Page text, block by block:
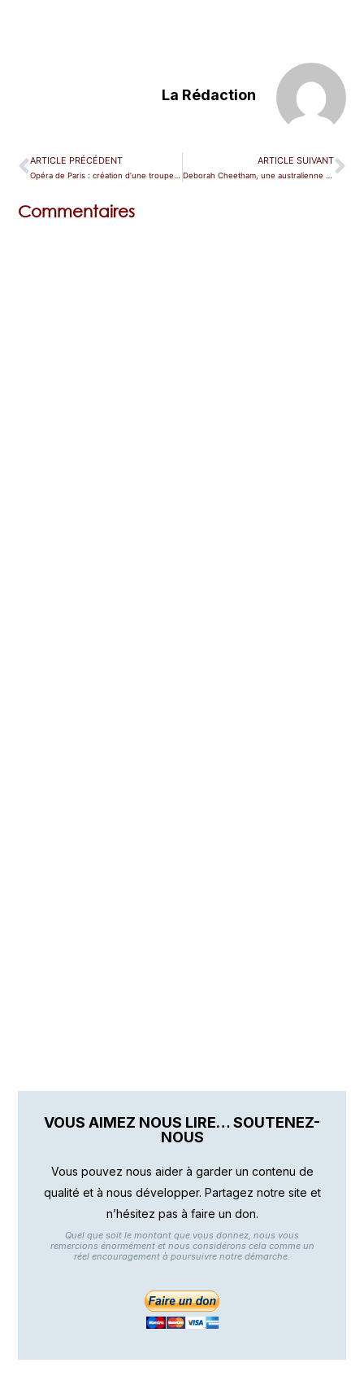
La Rédaction
ARTICLE PRÉCÉDENT ARTICLE SUIVANT
Commentaires
VOUS AIMEZ NOUS LIRE… SOUTENEZ-
NOUS
Vous pouvez nous aider à garder un contenu de
qualité et à nous développer. Partagez notre site et
n’hésitez pas à faire un don.
Quel que soit le montant que vous donnez, nous vous
remercions énormément et nous considérons cela comme un
réel encouragement à poursuivre notre démarche.